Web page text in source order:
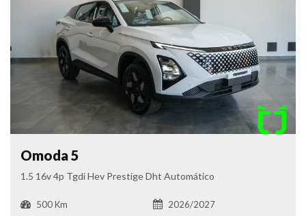
Omoda 5
1.5 16v 4p Tgdi Hev Prestige Dht Automático
500 Km
2026/2027